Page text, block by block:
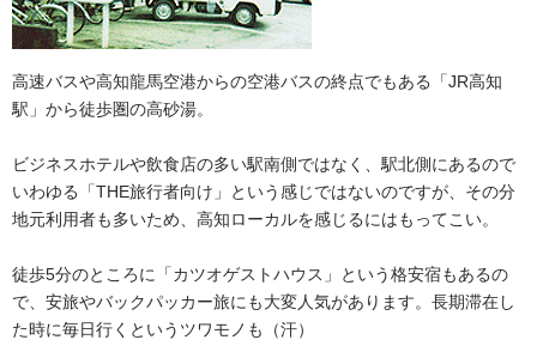
高速バスや高知龍馬空港からの空港バスの終点でもある「JR高知
駅」から徒歩圏の高砂湯。
ビジネスホテルや飲食店の多い駅南側ではなく、駅北側にあるので
いわゆる「THE旅行者向け」という感じではないのですが、その分
地元利用者も多いため、高知ローカルを感じるにはもってこい。
徒歩5分のところに「カツオゲストハウス」という格安宿もあるの
で、安旅やバックパッカー旅にも大変人気があります。長期滞在し
た時に毎日行くというツワモノも（汗）